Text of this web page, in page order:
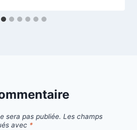
sera pas publiée. Les champs
avec *